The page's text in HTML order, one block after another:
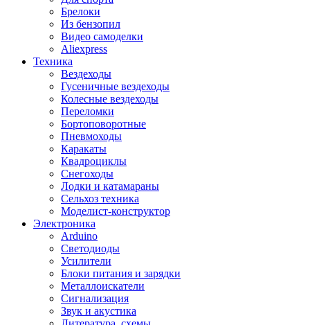
Брелоки
Из бензопил
Видео самоделки
Aliexpress
Техника
Вездеходы
Гусеничные вездеходы
Колесные вездеходы
Переломки
Бортоповоротные
Пневмоходы
Каракаты
Квадроциклы
Снегоходы
Лодки и катамараны
Сельхоз техника
Моделист-конструктор
Электроника
Arduino
Светодиоды
Усилители
Блоки питания и зарядки
Металлоискатели
Сигнализация
Звук и акустика